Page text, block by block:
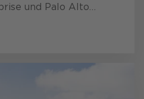
und Palo Alto